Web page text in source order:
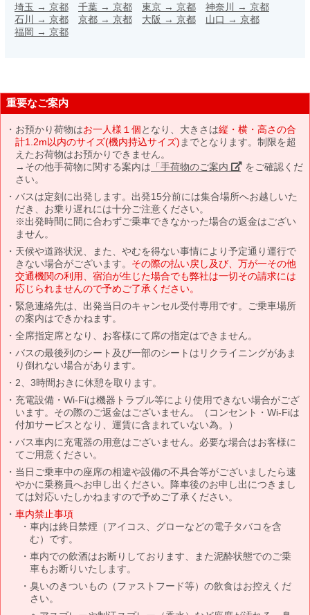
埼玉 → 京都 千葉 → 京都 東京 → 京都 神奈川 → 京都
石川 → 京都 京都 → 京都 大阪 → 京都 山口 → 京都
福岡 → 京都
重要なご案内
お預かり荷物はお一人様１個となり、大きさは縦・横・高さの合
計1.2m以内のサイズ(機内持込サイズ) までとなります。制限を超
えたお荷物はお預かりできません。
→その他手荷物に関する案内は 「手荷物のご案内」 をご確認くだ
さい。
バスは定刻に出発します。出発15分前には集合場所へお越しいた
だき、お乗り遅れには十分ご注意ください。
※出発時間に間に合わずご乗車できなかった場合の返金はござい
ません。
天候や道路状況、また、やむを得ない事情により予定通り運行で
きない場合がございます。 その際の払い戻し及び、万が一その他
交通機関の利用、宿泊が生じた場合でも弊社は一切その請求には
応じられませんので予めご了承ください。
緊急連絡先は、出発当日のキャンセル受付専用です。ご乗車場所
の案内はできかねます。
全席指定席となり、お客様にて席の指定はできません。
バスの最後列のシート及び一部のシートはリクライニングがあま
り倒れない場合があります。
2、3時間おきに休憩を取ります。
充電設備・Wi-Fiは機器トラブル等により使用できない場合がござ
います。その際のご返金はございません。（コンセント・Wi-Fiは
付加サービスとなり、運賃に含まれていない為。）
バス車内に充電器の用意はございません。必要な場合はお客様に
てご用意ください。
当日ご乗車中の座席の相違や設備の不具合等がございましたら速
やかに乗務員へお申し出ください。降車後のお申し出につきまし
ては対応いたしかねますので予めご了承ください。
車内禁止事項
車内は終日禁煙（アイコス、グローなどの電子タバコを含
む）です。
車内での飲酒はお断りしております、また泥酔状態でのご乗
車もお断りいたします。
臭いのきついもの（ファストフード等）の飲食はお控えくだ
さい。